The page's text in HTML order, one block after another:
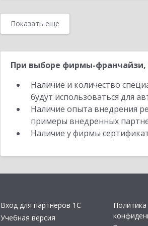
Показать еще
При выборе фирмы-франчайзи,
Наличие и количество
будут использоваться для
Наличие опыта внедрения
примеры внедренных
Наличие у фирмы
Вход для партнеров 1С
Учебная версия
Политика